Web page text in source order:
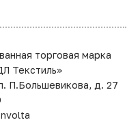
торговая марка
Текстиль»
П.Большевикова, д. 27